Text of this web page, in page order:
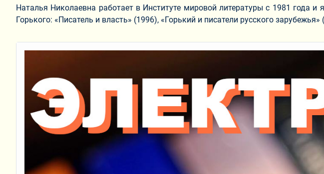
Наталья Николаевна работает в Институте мировой литературы с 1981 года
Горького: «Писатель и власть» (1996), «Горький и писатели русского